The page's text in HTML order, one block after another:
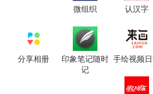
微组织 认汉字
分享相册
印象笔记随时
记
手绘视频